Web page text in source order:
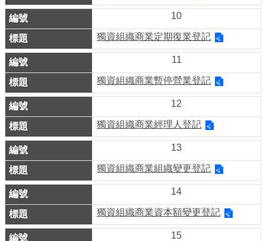
理
商
業
發
展
與
輔
導
商
圈
廊
帶
介
紹
10
獨資組織商業定期復業登記
11
獨資組織商業暫停營業登記
12
獨資組織商業經理人登記
13
獨資組織商業組織變更登記
14
獨資組織商業資本額變更登記
15